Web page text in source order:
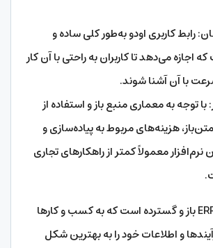
رابط کاربری اودو به‌طور کلی ساده و
اجازه می‌دهد تا کاربران به راحتی با آن کار
با آن آشنا شوند.
توجه به معماری منبع باز و استفاده از
هزینه‌های مربوط به پیاده‌سازی و
نرم‌افزار معمولاً کمتر از راهکارهای تجاری
اودو یک نرم افزار ERP باز و گسترده است که به کسب و کارها
و اطلاعات خود را به بهترین شکل